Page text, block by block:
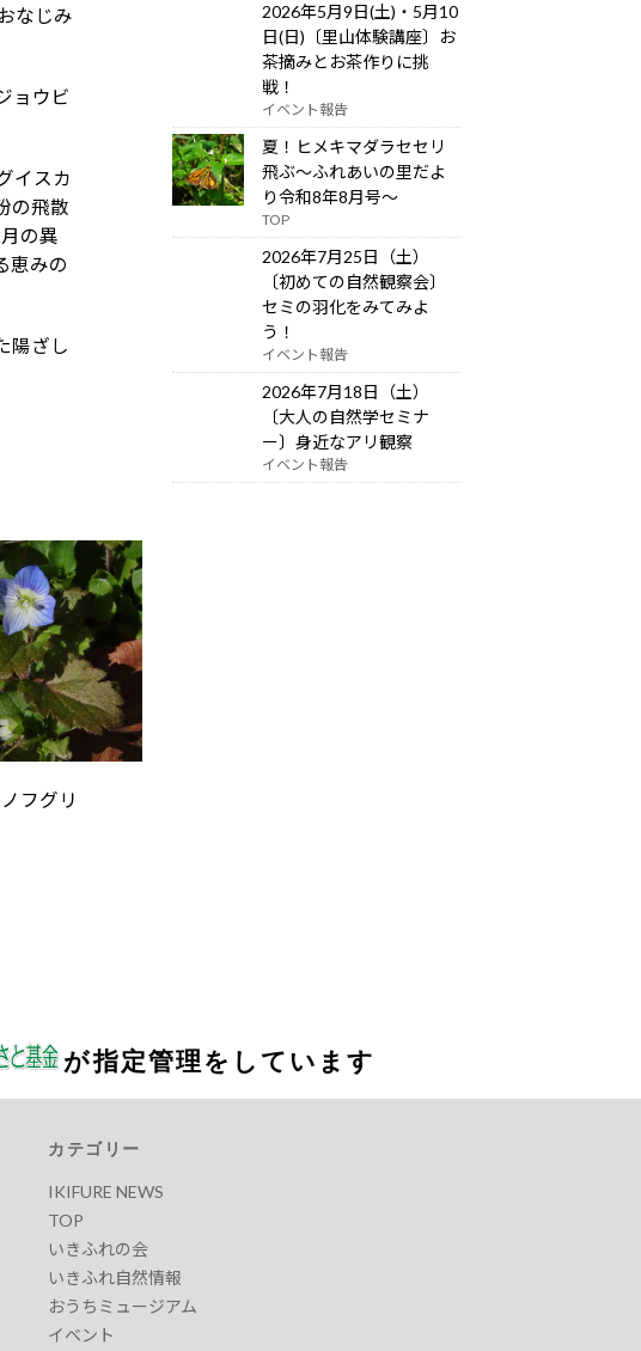
なじみ
ョウビ
イスカ
の飛散
の異
恵みの
陽ざし
グリ
2026年5月9日(土)・5月10
日(日)〔里山体験講座〕お
茶摘みとお茶作りに挑
戦！
イベント報告
夏！ヒメキマダラセセリ
飛ぶ～ふれあいの里だよ
り令和8年8月号～
TOP
2026年7月25日（土）
〔初めての自然観察会〕
セミの羽化をみてみよ
う！
イベント報告
2026年7月18日（土）
〔大人の自然学セミナ
ー〕身近なアリ観察
イベント報告
が指定管理をしています
カテゴリー
IKIFURE NEWS
TOP
いきふれの会
いきふれ自然情報
おうちミュージアム
イベント